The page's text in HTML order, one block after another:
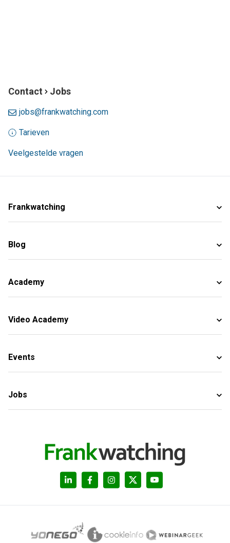
Contact Jobs
jobs@frankwatching.com
Tarieven
Veelgestelde vragen
Frankwatching
Blog
Academy
Video Academy
Events
Jobs